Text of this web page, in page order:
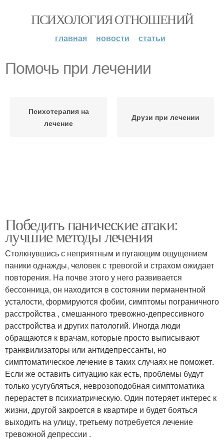
ПСИХОЛОГИЯ ОТНОШЕНИЙ
главная новости статьи
Помочь при лечении
Психотерапия на
лечение
Друзи при лечении
Победить панические атаки:
лучшие методы лечения
Столкнувшись с неприятным и пугающим ощущением
паники однажды, человек с тревогой и страхом ожидает
повторения. На почве этого у него развивается
бессонница, он находится в состоянии перманентной
усталости, формируются фобии, симптомы пограничного
расстройства , смешанного тревожно-депрессивного
расстройства и других патологий. Иногда люди
обращаются к врачам, которые просто выписывают
транквилизаторы или антидепрессанты, но
симптоматическое лечение в таких случаях не поможет.
Если же оставить ситуацию как есть, проблемы будут
только усугубляться, неврозоподобная симптоматика
перерастет в психиатрическую. Один потеряет интерес к
жизни, другой закроется в квартире и будет бояться
выходить на улицу, третьему потребуется лечение
тревожной депрессии .